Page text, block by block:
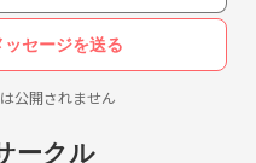
セージを送る
公開されません
ークル